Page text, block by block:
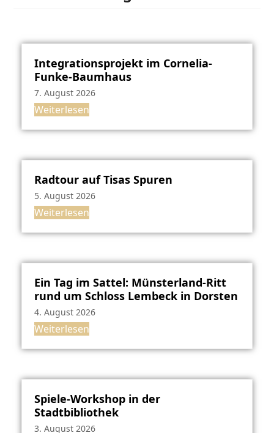
Integrationsprojekt im Cornelia-
Funke-Baumhaus
7. August 2026
Weiterlesen
Radtour auf Tisas Spuren
5. August 2026
Weiterlesen
Ein Tag im Sattel: Münsterland-Ritt
rund um Schloss Lembeck in Dorsten
4. August 2026
Weiterlesen
Spiele-Workshop in der
Stadtbibliothek
3. August 2026